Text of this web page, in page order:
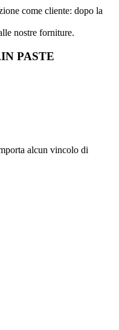
come cliente: dopo la
nostre forniture.
PASTE
alcun vincolo di